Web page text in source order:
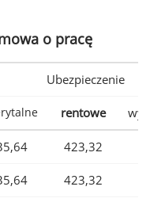
o pracę
Ubezpieczenie
rentowe
423,32
423,32